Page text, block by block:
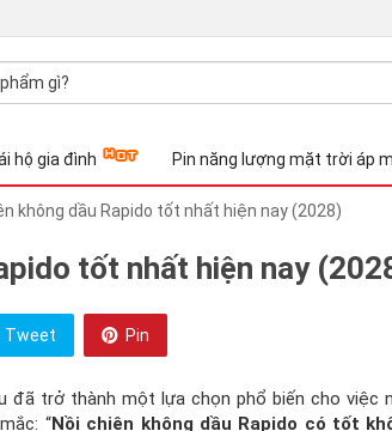
hộ gia đình Pin năng lượng mặt trời áp
không dầu Rapido tốt nhất hiện nay (2028)
tốt nhất hiện nay
Tweet Pin
đã trở thành một lựa chọn phổ biến cho việc
“Nồi chiên không dầu Rapido có tốt